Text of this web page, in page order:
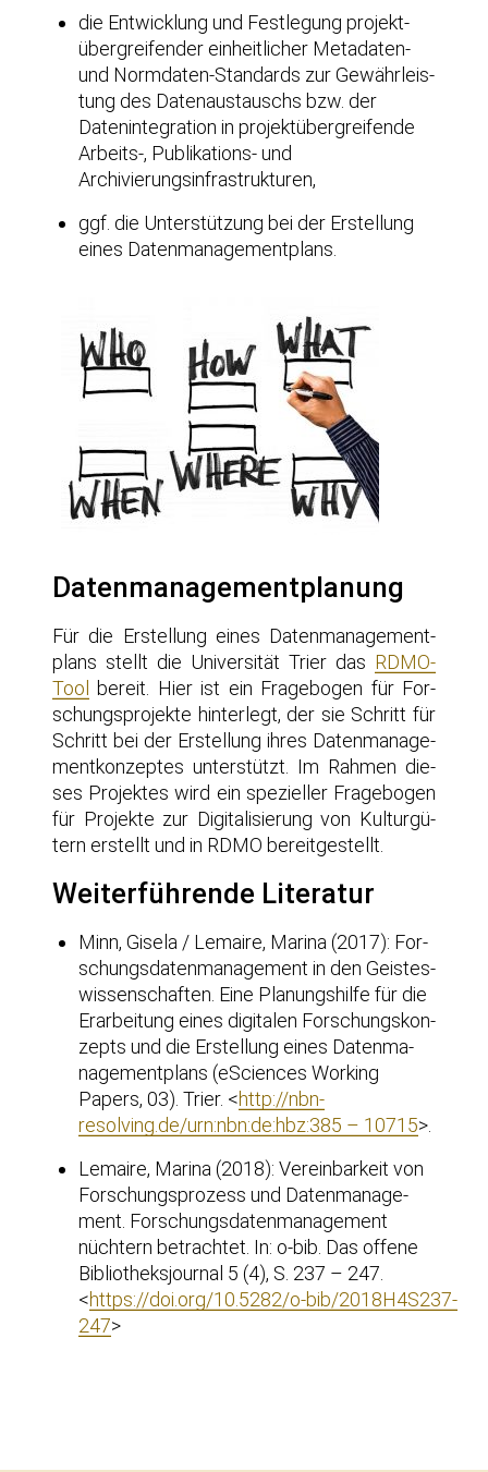
die Ent­wick­lung und Fest­le­gung pro­jekt­
über­grei­fen­der ein­heit­li­cher Meta­da­ten-
und Norm­da­ten-Stan­dards zur Gewähr­leis­
tung des Daten­aus­tauschs bzw. der
Daten­in­te­gra­ti­on in pro­jekt­über­grei­fen­de
Arbeits‑, Publi­ka­ti­ons- und
Archivierungsinfrastrukturen,
ggf. die Unter­stüt­zung bei der Erstel­lung
eines Datenmanagementplans.
Datenmanagementplanung
Für die Erstel­lung eines Daten­ma­nage­ment­
plans stellt die Uni­ver­si­tät Trier das RDMO-
Tool
bereit. Hier ist ein Fra­ge­bo­gen für For­
schungs­pro­jek­te hin­ter­legt, der sie Schritt für
Schritt bei der Erstel­lung ihres Daten­ma­nage­
ment­kon­zep­tes unter­stützt. Im Rah­men die­
ses Pro­jek­tes wird ein spe­zi­el­ler Fra­ge­bo­gen
für Pro­jek­te zur Digi­ta­li­sie­rung von Kul­tur­gü­
tern erstellt und in RDMO bereitgestellt.
Weiterführende Literatur
Minn, Gise­la / Lemai­re, Mari­na (2017): For­
schungs­da­ten­ma­nage­ment in den Geis­tes­
wis­sen­schaf­ten. Eine Pla­nungs­hil­fe für die
Erar­bei­tung eines digi­ta­len For­schungs­kon­
zepts und die Erstel­lung eines Daten­ma­
nage­ment­plans (eSci­en­ces Working
Papers, 03). Trier. <http://nbn-
resolving.de/urn:nbn:de:hbz:385 – 10715>.
Lemai­re, Mari­na (2018): Ver­ein­bar­keit von
For­schungs­pro­zess und Daten­ma­nage­
ment. For­schungs­da­ten­ma­nage­ment
nüch­tern betrach­tet. In: o‑bib. Das offe­ne
Biblio­theks­jour­nal 5 (4), S. 237 – 247.
<https://doi.org/10.5282/o‑bib/2018H4S237-
247>